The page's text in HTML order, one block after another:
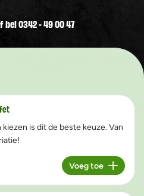
bel 0342 - 49 00 47
is dit de beste keuze. Van
Aantal
Voeg toe